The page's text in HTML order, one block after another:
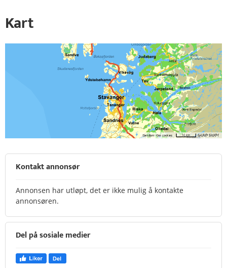
Kart
Kontakt annonsør
Annonsen har utløpt, det er ikke mulig å kontakte
annonsøren.
Del på sosiale medier